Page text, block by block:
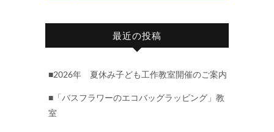
最近の投稿
■2026年 夏休み子ども工作教室開催のご案内
■「バスフラワーのエコバッグラッピング」教
室